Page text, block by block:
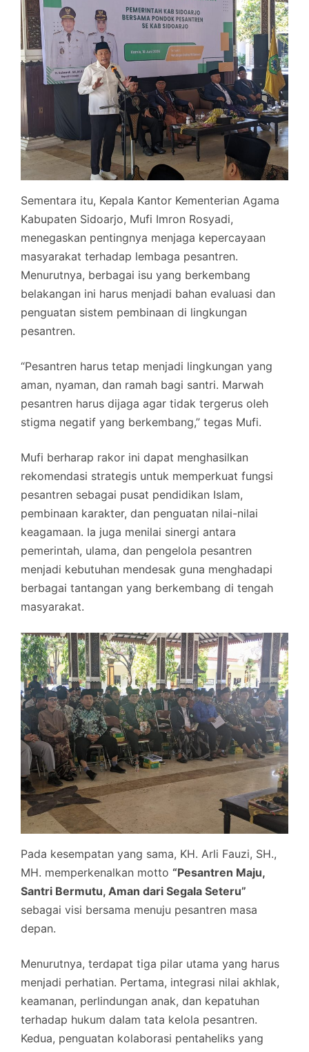
Sementara itu, Kepala Kantor Kementerian Agama
Kabupaten Sidoarjo, Mufi Imron Rosyadi,
menegaskan pentingnya menjaga kepercayaan
masyarakat terhadap lembaga pesantren.
Menurutnya, berbagai isu yang berkembang
belakangan ini harus menjadi bahan evaluasi dan
penguatan sistem pembinaan di lingkungan
pesantren.
“Pesantren harus tetap menjadi lingkungan yang
aman, nyaman, dan ramah bagi santri. Marwah
pesantren harus dijaga agar tidak tergerus oleh
stigma negatif yang berkembang,” tegas Mufi.
Mufi berharap rakor ini dapat menghasilkan
rekomendasi strategis untuk memperkuat fungsi
pesantren sebagai pusat pendidikan Islam,
pembinaan karakter, dan penguatan nilai-nilai
keagamaan. Ia juga menilai sinergi antara
pemerintah, ulama, dan pengelola pesantren
menjadi kebutuhan mendesak guna menghadapi
berbagai tantangan yang berkembang di tengah
masyarakat.
Pada kesempatan yang sama, KH. Arli Fauzi, SH.,
MH. memperkenalkan motto “Pesantren Maju,
Santri Bermutu, Aman dari Segala Seteru”
sebagai visi bersama menuju pesantren masa
depan.
Menurutnya, terdapat tiga pilar utama yang harus
menjadi perhatian. Pertama, integrasi nilai akhlak,
keamanan, perlindungan anak, dan kepatuhan
terhadap hukum dalam tata kelola pesantren.
Kedua, penguatan kolaborasi pentaheliks yang